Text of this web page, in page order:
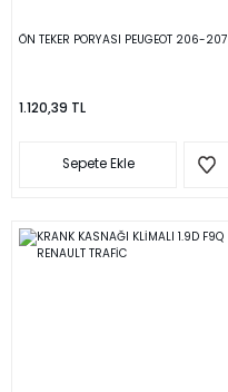
ÖN TEKER PORYASI PEUGEOT 206-207
1.120,39 TL
Sepete Ekle